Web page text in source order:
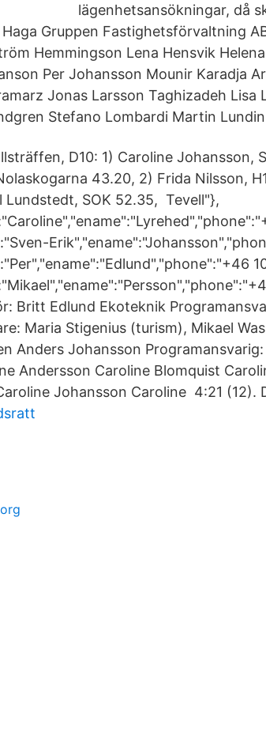
lägenhetsansökningar, då
Gruppen Fastighetsförvaltning
Hemmingson Lena Hensvik
Per Johansson Mounir Karadja
Jonas Larsson Taghizadeh Lisa
Stefano Lombardi Martin
D10: 1) Caroline Johansson,
43.20, 2) Frida Nilsson,
Lundstedt, SOK 52.35, Tevell"},
Britt Edlund Ekoteknik
Maria Stigenius (turism), Mikael
Anders Johansson
Andersson Caroline Blomquist
Johansson Caroline 4:21 (12).